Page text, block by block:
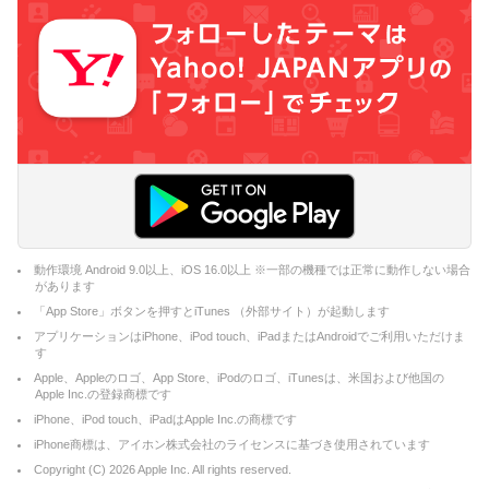
動作環境 Android 9.0以上、iOS 16.0以上 ※一部の機種では正常に動作しない場合
があります
「App Store」ボタンを押すとiTunes （外部サイト）が起動します
アプリケーションはiPhone、iPod touch、iPadまたはAndroidでご利用いただけま
す
Apple、Appleのロゴ、App Store、iPodのロゴ、iTunesは、米国および他国の
Apple Inc.の登録商標です
iPhone、iPod touch、iPadはApple Inc.の商標です
iPhone商標は、アイホン株式会社のライセンスに基づき使用されています
Copyright (C) 2026Apple Inc. All rights reserved.